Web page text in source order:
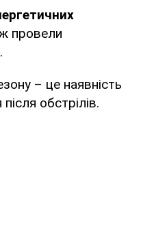
провели
– це наявність
обстрілів.